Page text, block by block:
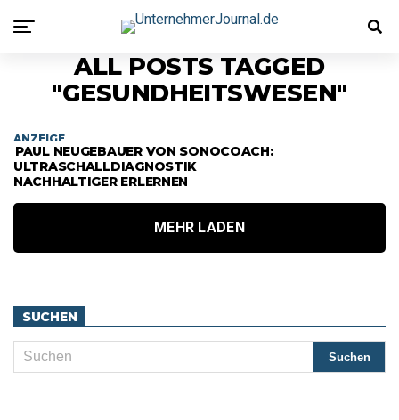
ALL POSTS TAGGED
"GESUNDHEITSWESEN"
ANZEIGE
PAUL NEUGEBAUER VON SONOCOACH:
ULTRASCHALLDIAGNOSTIK
NACHHALTIGER ERLERNEN
MEHR LADEN
SUCHEN